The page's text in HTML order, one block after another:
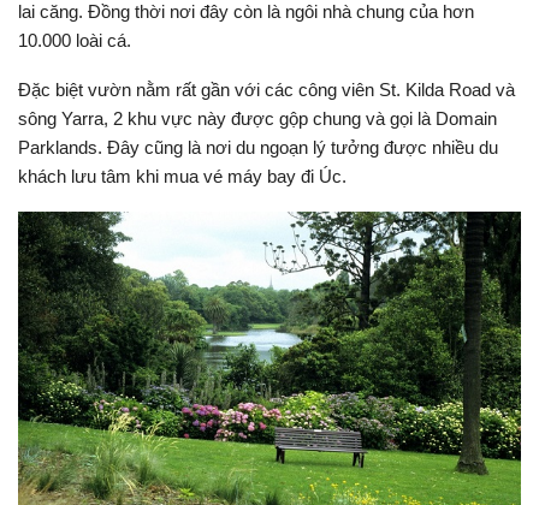
lai căng. Đồng thời nơi đây còn là ngôi nhà chung của hơn
10.000 loài cá.
Đặc biệt vườn nằm rất gần với các công viên St. Kilda Road và
sông Yarra, 2 khu vực này được gộp chung và gọi là Domain
Parklands. Đây cũng là nơi du ngoạn lý tưởng được nhiều du
khách lưu tâm khi mua vé máy bay đi Úc.